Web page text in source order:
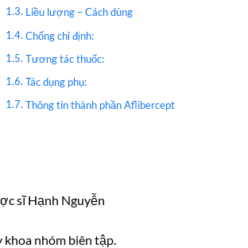
Liều lượng – Cách dùng
Chống chỉ định:
Tương tác thuốc:
Tác dụng phụ:
Thông tin thành phần Aflibercept
sĩ Hạnh Nguyễn
khoa nhóm biên tập.